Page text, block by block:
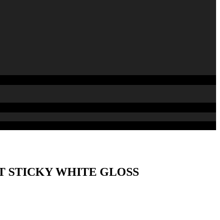
STICKY WHITE GLOSS